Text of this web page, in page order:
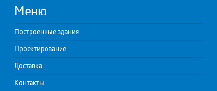
Меню
Построенные здания
Проектирование
Доставка
Контакты